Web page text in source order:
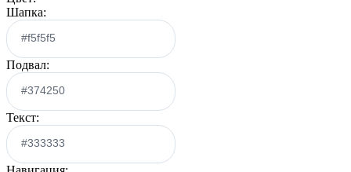
Шапка:
Подвал:
Текст: